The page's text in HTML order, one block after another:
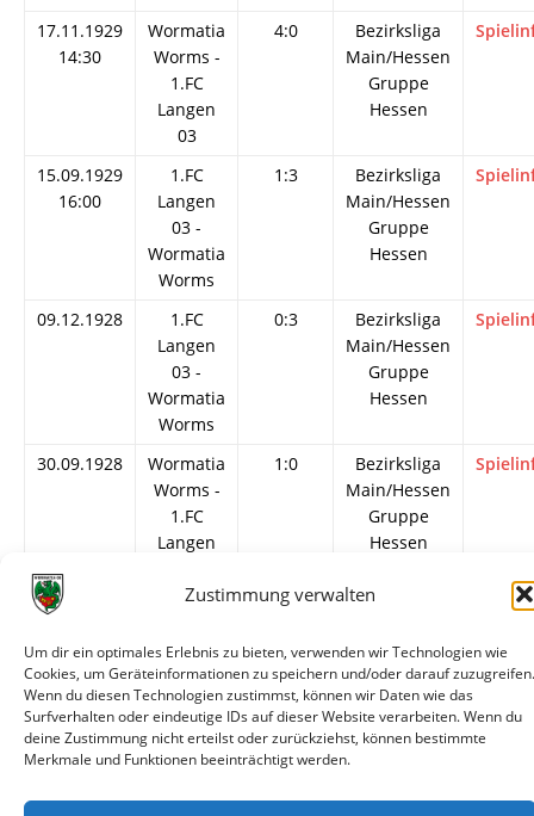
Zustimmung verwalten
Um dir ein optimales Erlebnis zu bieten, verwenden wir Technologien wie
Cookies, um Geräteinformationen zu speichern und/oder darauf zuzugreifen.
Wenn du diesen Technologien zustimmst, können wir Daten wie das
Surfverhalten oder eindeutige IDs auf dieser Website verarbeiten. Wenn du
deine Zustimmung nicht erteilst oder zurückziehst, können bestimmte
Merkmale und Funktionen beeinträchtigt werden.
17.11.1929
14:30
Wormatia
Worms -
1.FC
Langen
03
4:0
Bezirksliga
Main/Hessen
Gruppe
Hessen
15.09.1929
16:00
1.FC
Langen
03 -
Wormatia
Worms
1:3
Bezirksliga
Main/Hessen
Gruppe
Hessen
09.12.1928
1.FC
Langen
03 -
Wormatia
Worms
0:3
Bezirksliga
Main/Hessen
Gruppe
Hessen
30.09.1928
Wormatia
Worms -
1.FC
Langen
1:0
Bezirksliga
Main/Hessen
Gruppe
Hessen
04.01.1914
1.FC
03 -
Wormatia
Worms
3:2 Testspiel